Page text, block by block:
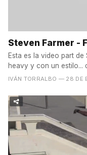
Steven Farmer -
Esta es la video part
heavy y con un estilo...
IVÁN TORRALBO — 28 DE